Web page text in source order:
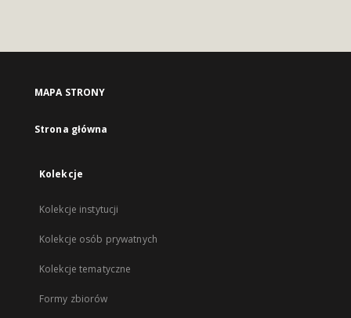
MAPA STRONY
Strona główna
Kolekcje
Kolekcje instytucji
Kolekcje osób prywatnych
Kolekcje tematyczne
Formy zbiorów